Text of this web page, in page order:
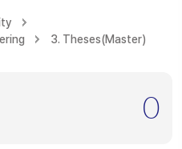
3. Theses(Master)
0